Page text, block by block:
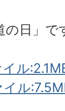
の日」で
ル
ル